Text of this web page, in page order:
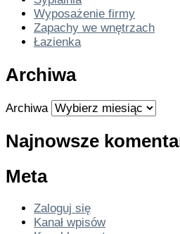
Wyposażenie firmy
Zapachy we wnętrzach
Łazienka
Archiwa
Archiwa
Najnowsze
Meta
Zaloguj się
Kanał wpisów